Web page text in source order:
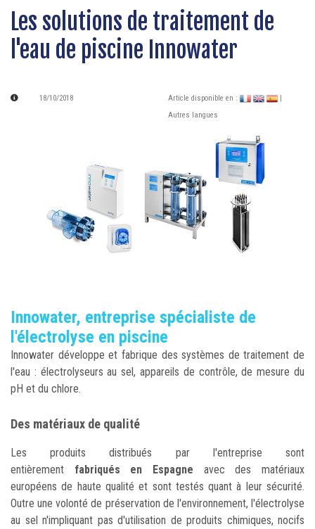
Les solutions de traitement de
l'eau de piscine Innowater
18/10/2018 Article disponible en :
Autres langues
Innowater, entreprise spécialiste de
l'électrolyse en piscine
Innowater développe et fabrique des systèmes de traitement de
l'eau : électrolyseurs au sel, appareils de contrôle, de mesure du
pH et du chlore.
Des matériaux de qualité
Les produits distribués par l'entreprise sont
entièrement
fabriqués en Espagne
avec des matériaux
européens de haute qualité et sont testés quant à leur sécurité.
Outre une volonté de préservation de l'environnement, l'électrolyse
au sel n'impliquant pas d'utilisation de produits chimiques, nocifs